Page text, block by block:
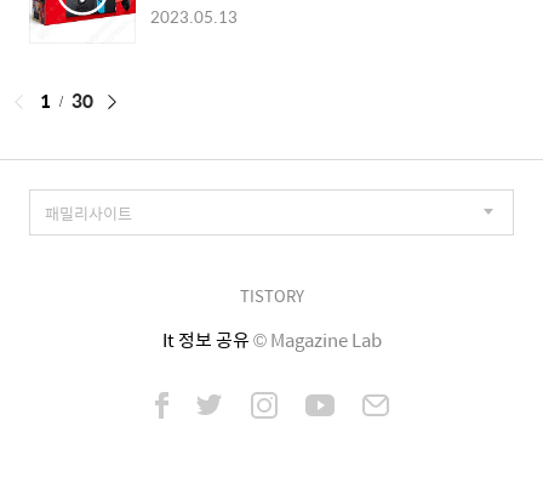
2023.05.13
페
1 30
TISTORY
It 정보 공유© Magazine Lab